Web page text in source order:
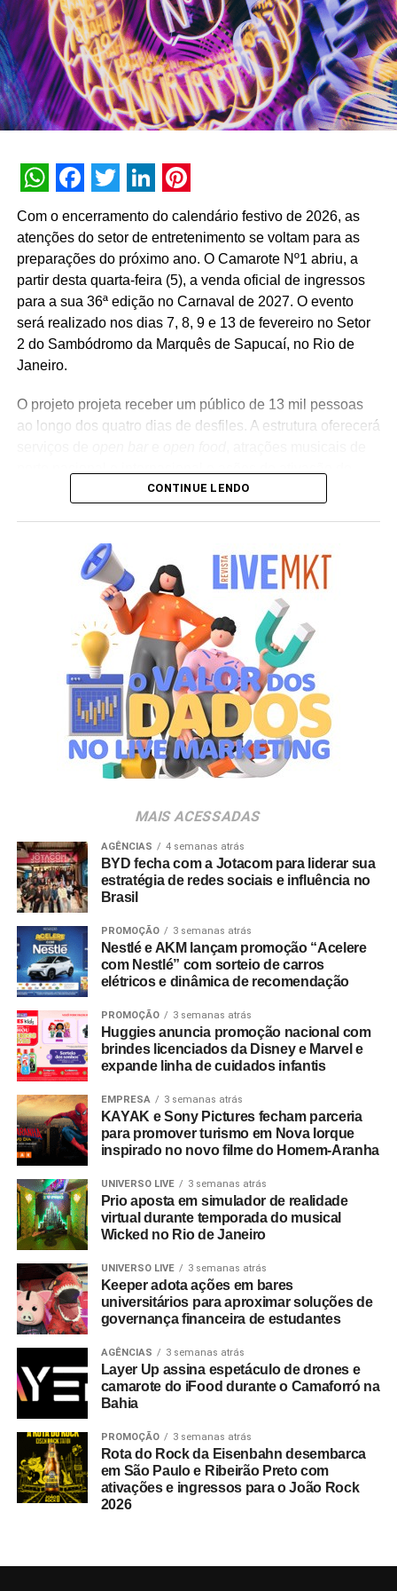
Além da b.ia, o Meu Bradesco engloba ferramentas como
o E-agro — plataforma digital direcionada a produtores
rurais — e sistemas de recomendação de investimentos
suportados porGenAI(Inteligência Artificial Generativa),
que fornecem assessoria financeira automatizada e
A estratégia de divulgação da campanha engloba
peças deOut of Home(OOH) e ações com
influenciadores digitais, reforçando o posicionamento do
banco na transformação digital do setor financeiro.
WhatsApp
Facebook
Twitter
LinkedIn
Pinterest
Com o encerramento do calendário festivo de 2026, as
atenções do setor de entretenimento se voltam para as
preparações do próximo ano. O Camarote Nº1 abriu, a
partir desta quarta-feira (5), a venda oficial de ingressos
para a sua 36ª edição no Carnaval de 2027. O evento
será realizado nos dias 7, 8, 9 e 13 de fevereiro no Setor
2 do Sambódromo da Marquês de Sapucaí, no Rio de
Janeiro.
O projeto projeta receber um público de 13 mil pessoas
ao longo dos quatro dias de desfiles. A estrutura oferecerá
marcas parceiras. “O Camarote Nº1 é um projeto que faz
uma experiência personalizada que nasce dolifestyle
cidade maravilhosa”, destaca Marcio Esher, sócio, diretor
de negócios e marketing da Holding Clube e gestor do
A produção do evento é assinada pela agência Banco_
em parceria com a Storymakers e a Cross Networking,
empresas pertencentes ao ecossistema da Holding
Clube. O projeto criativo mantém a assinatura “Brasil na
Veia”, conceito focado na valorização da cultura nacional,
da música e da hospitalidade carioca.
no canal oficial da Ticketmaster, com lote inicial a partir
de R$ 3.950,00. As demais atualizações e atrações do
evento serão divulgadas nos canais oficiais do camarote
nos próximos meses.
CONTINUE LENDO
MAIS ACESSADAS
AGÊNCIAS 4 semanas atrás
BYD fecha com a Jotacom para liderar sua
estratégia de redes sociais e influência no
Brasil
PROMOÇÃO 3 semanas atrás
Nestlé e AKM lançam promoção “Acelere
com Nestlé” com sorteio de carros
elétricos e dinâmica de recomendação
PROMOÇÃO 3 semanas atrás
Huggies anuncia promoção nacional com
brindes licenciados da Disney e Marvel e
expande linha de cuidados infantis
EMPRESA 3 semanas atrás
KAYAK e Sony Pictures fecham parceria
para promover turismo em Nova Iorque
inspirado no novo filme do Homem-Aranha
UNIVERSO LIVE 3 semanas atrás
Prio aposta em simulador de realidade
virtual durante temporada do musical
Wicked no Rio de Janeiro
UNIVERSO LIVE 3 semanas atrás
Keeper adota ações em bares
universitários para aproximar soluções de
governança financeira de estudantes
AGÊNCIAS 3 semanas atrás
Layer Up assina espetáculo de drones e
camarote do iFood durante o Camaforró na
Bahia
PROMOÇÃO 3 semanas atrás
Rota do Rock da Eisenbahn desembarca
em São Paulo e Ribeirão Preto com
ativações e ingressos para o João Rock
2026